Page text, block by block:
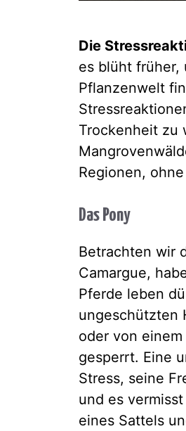
Die
es blüht früher,
Pflanzenwelt
Trockenheit zu
Regionen,
Das Pony
Betrachten wir
Camargue,
Pferde leben
ungeschützten
oder von
gesperrt. Eine
Stress, seine
und es
eines Sattels